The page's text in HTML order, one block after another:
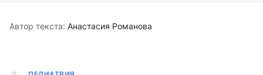
Автор текста: Анастасия Романова